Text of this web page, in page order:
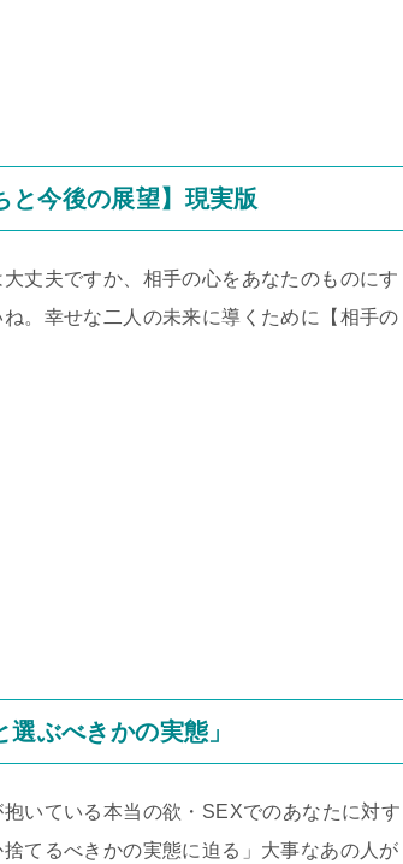
と今後の展望】現実版
丈夫ですか、相手の心をあなたのものにす
。幸せな二人の未来に導くために【相手の
ぶべきかの実態」
いている本当の欲・SEXでのあなたに対す
てるべきかの実態に迫る」大事なあの人が